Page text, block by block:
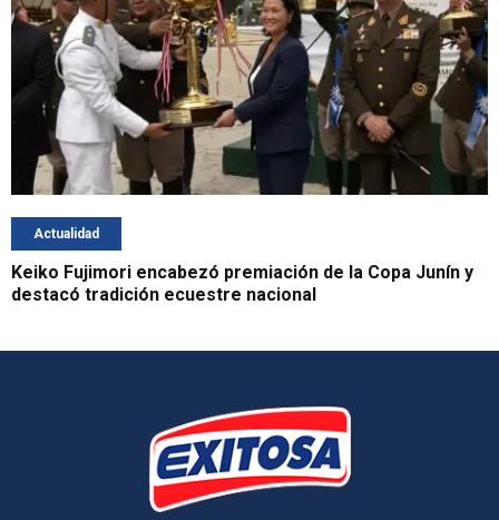
Actualidad
Keiko Fujimori encabezó premiación de la Copa Junín y
destacó tradición ecuestre nacional